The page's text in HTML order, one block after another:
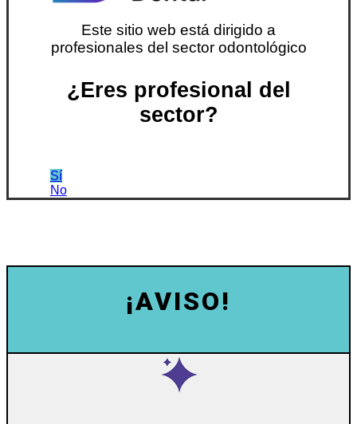
Este sitio web está dirigido a
profesionales del sector odontológico
¿Eres profesional del
sector?
Sí
No
¡AVISO!